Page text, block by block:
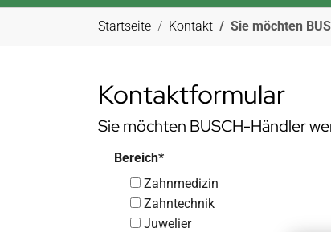
Startseite Kontakt Sie möchten
Kontaktformular
Sie möchten BUSCH-Händler
Bereich*
Zahnmedizin
Zahntechnik
Juwelier